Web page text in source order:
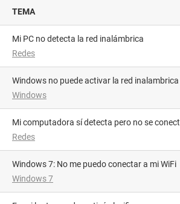
TEMA
Mi PC no detecta la red inalámbrica
Redes
Windows no puede activar la red inalambrica
Windows
Mi computadora sí detecta pero no se
Redes
Windows 7: No me puedo conectar a mi WiFi
Windows 7